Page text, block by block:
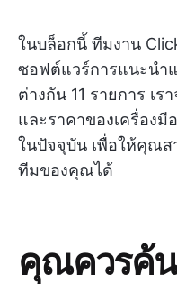
ในบล็อกนี้ ทีมงาน
ซอฟต์แวร์การแนะนำ
ต่างกัน 11 รายการ เ
และราคาของเครื่อง
ในปัจจุบัน เพื่อให้คุณส
ทีมของคุณได้
คุณควรค้น